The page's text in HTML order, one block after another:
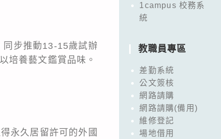
同步推動13-15歲試辦
培養藝文鑑賞品味。
永久居留許可的外國
1campus 校務系
統
教職員專區
差勤系統
公文簽核
網路請購
網路請購(備用)
維修登記
場地借用